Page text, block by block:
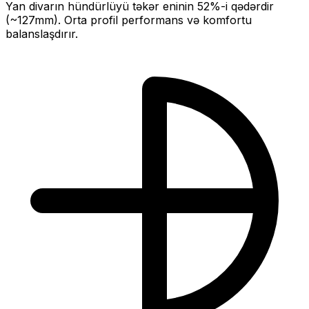
Yan divarın hündürlüyü təkər eninin 52%-i qədərdir
(~127mm). Orta profil performans və komfortu
balanslaşdırır.